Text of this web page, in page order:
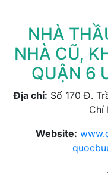
NHÀ
NHÀ CŨ,
QUẬN 6
Địa chỉ: Số 170 Đ.
Chí
Website: